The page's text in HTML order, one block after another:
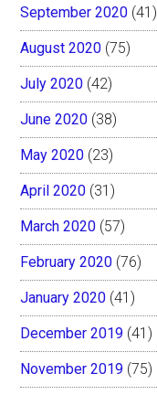
September 2020 (41)
August 2020 (75)
July 2020 (42)
June 2020 (38)
May 2020 (23)
April 2020 (31)
March 2020 (57)
February 2020 (76)
January 2020 (41)
December 2019 (41)
November 2019 (75)